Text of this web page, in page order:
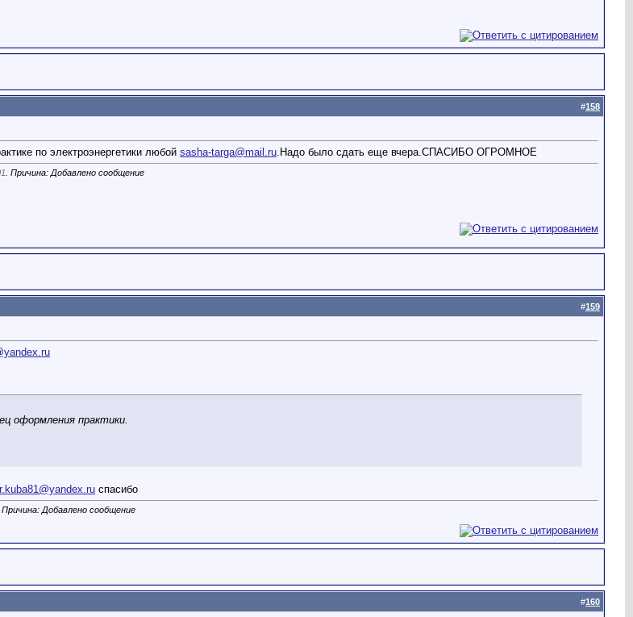
#158
по электроэнергетики любой sasha-targa@mail.ru.Надо было сдать еще вчера.СПАСИБО ОГРОМНОЕ
. Причина: Добавлено сообщение
#159
оформления практики.
спасибо
Причина: Добавлено сообщение
#160